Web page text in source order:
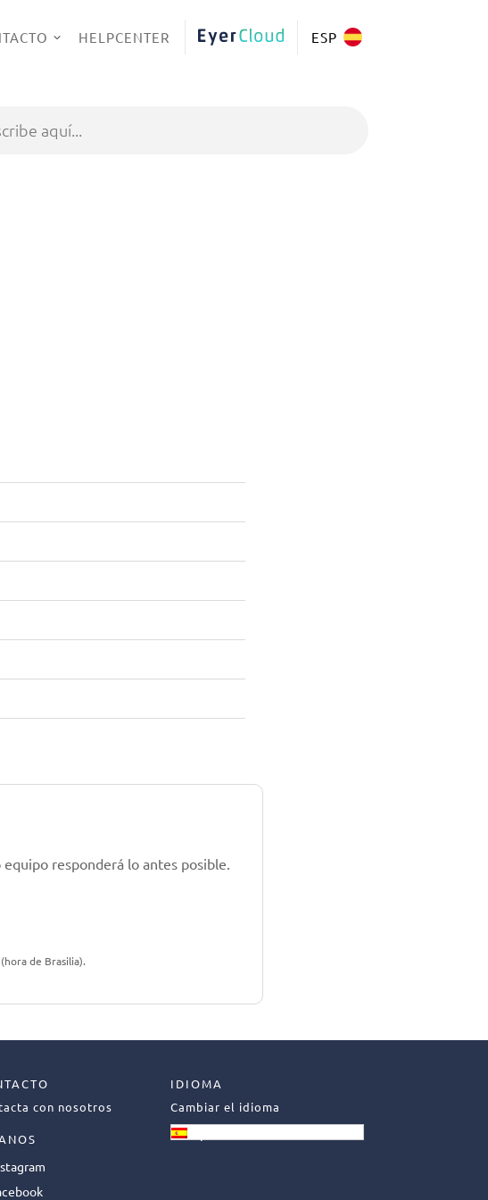
HELPCENTER EYERCLOUD ESP
responderá lo antes posible.
de Brasilia).
con nosotros
IDIOMA
Cambiar el idioma
Español